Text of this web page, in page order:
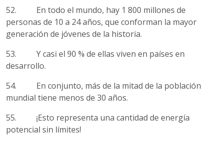
52. En todo el mundo, hay 1 800 millones de
personas de 10 a 24 años, que conforman la mayor
generación de jóvenes de la historia.
53. Y casi el 90 % de ellas viven en países en
desarrollo.
54. En conjunto, más de la mitad de la población
mundial tiene menos de 30 años.
55. ¡Esto representa una cantidad de energía
potencial sin límites!